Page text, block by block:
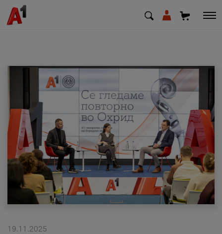
МК SQ
Приватни Деловни
Поддршка
Надополни кредит
19.11.2025